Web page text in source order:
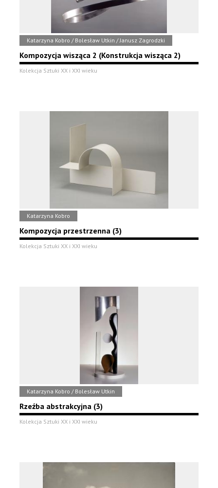
Katarzyna Kobro / Bolesław Utkin / Janusz Zagrodzki
Kompozycja wisząca 2 (Konstrukcja wisząca 2)
Kolekcja Sztuki XX i XXI wieku
Katarzyna Kobro
Kompozycja przestrzenna (3)
Kolekcja Sztuki XX i XXI wieku
Katarzyna Kobro / Bolesław Utkin
Rzeźba abstrakcyjna (3)
Kolekcja Sztuki XX i XXI wieku